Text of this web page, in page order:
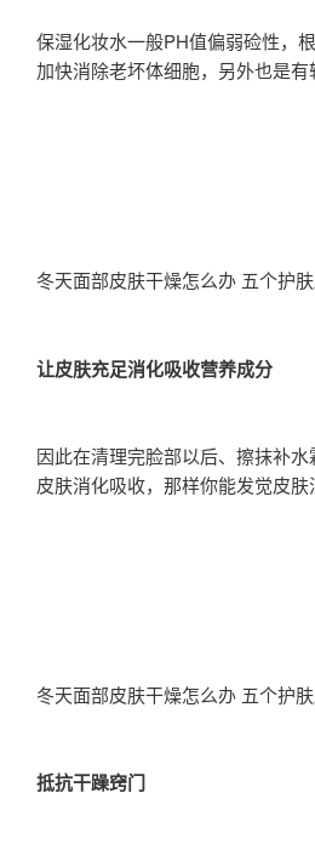
保湿化妆水一般PH值偏弱硷性，
加快消除老坏体细胞，另外也是有
冬天面部皮肤干燥怎么办 五个护
让皮肤充足消化吸收营养成分
因此在清理完脸部以后、擦抹补
皮肤消化吸收，那样你能发觉皮肤
冬天面部皮肤干燥怎么办 五个护
抵抗干躁窍门